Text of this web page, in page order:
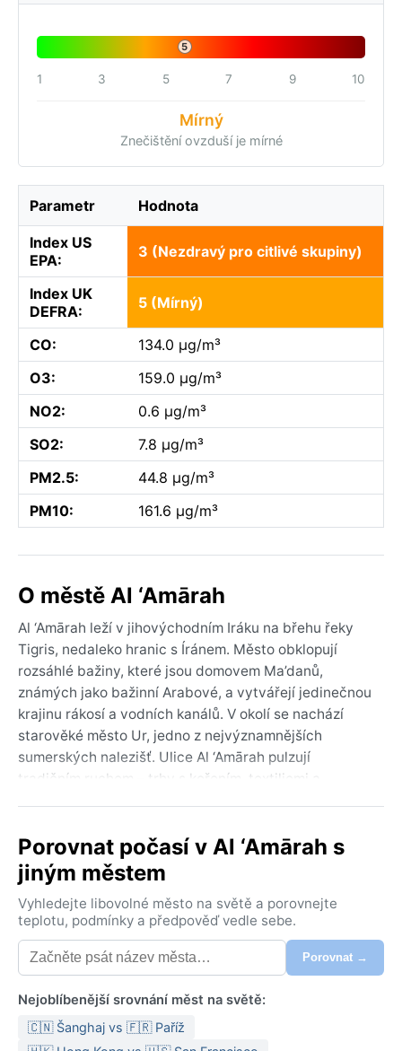
5
1 3 5 7 9 10
Mírný
Znečištění ovzduší je mírné
Parametr Hodnota
Index US
EPA:
3 (Nezdravý pro citlivé skupiny)
Index UK
DEFRA:
5 (Mírný)
CO:
134.0 µg/m³
O3:
159.0 µg/m³
NO2:
0.6 µg/m³
SO2:
7.8 µg/m³
PM2.5:
44.8 µg/m³
PM10:
161.6 µg/m³
O městě Al ‘Amārah
Al ‘Amārah leží v jihovýchodním Iráku na břehu řeky
Tigris, nedaleko hranic s Íránem. Město obklopují
rozsáhlé bažiny, které jsou domovem Ma’danů,
známých jako bažinní Arabové, a vytvářejí jedinečnou
krajinu rákosí a vodních kanálů. V okolí se nachází
starověké město Ur, jedno z nejvýznamnějších
sumerských nalezišť. Ulice Al ‘Amārah pulzují
tradičním ruchem – trhy s kořením, textiliemi a
do bažinatého jihu Iráku, kde se prolíná poušť s
vodními plochami.
Podle Köppenovy klasifikace má Al ‘Amārah horké
pouštní klima (BWh). Léta jsou extrémně horká, s
průměrnými maximy přes 45 °C, noci zůstávají nad 25
°C. Zimy jsou mírné a suché, denní teploty kolem 15–
20 °C, v noci mohou klesnout k 5 °C. Srážky jsou
vzácné, většina spadne mezi prosincem a únorem,
ročně necelých 150 mm. Vlhkost je nízká, ale v
blízkosti bažin může být v létě vyšší. Na léto je třeba
Porovnat počasí v Al ‘Amārah s
jiným městem
Vyhledejte libovolné město na světě a porovnejte
teplotu, podmínky a předpověď vedle sebe.
Porovnat →
Nejoblíbenější srovnání měst na světě:
🇨🇳 Šanghaj vs 🇫🇷 Paříž